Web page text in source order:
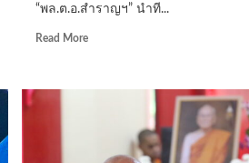
“พล.ต.อ.สำราญฯ” นำที...
Read MoreRead
“พล.ต.อ.สำ
ตรวจ